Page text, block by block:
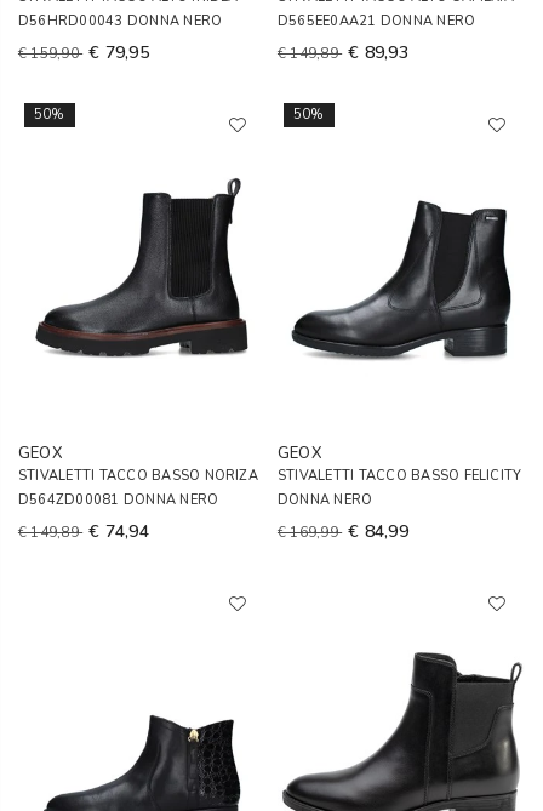
D56HRD00043 DONNA NERO
€ 159,90 € 79,95
D565EE0AA21 DONNA NERO
€ 149,89 € 89,93
50%
GEOX
STIVALETTI TACCO BASSO NORIZA
D564ZD00081 DONNA NERO
€ 149,89 € 74,94
50%
GEOX
STIVALETTI TACCO BASSO FELICITY
DONNA NERO
€ 169,99 € 84,99